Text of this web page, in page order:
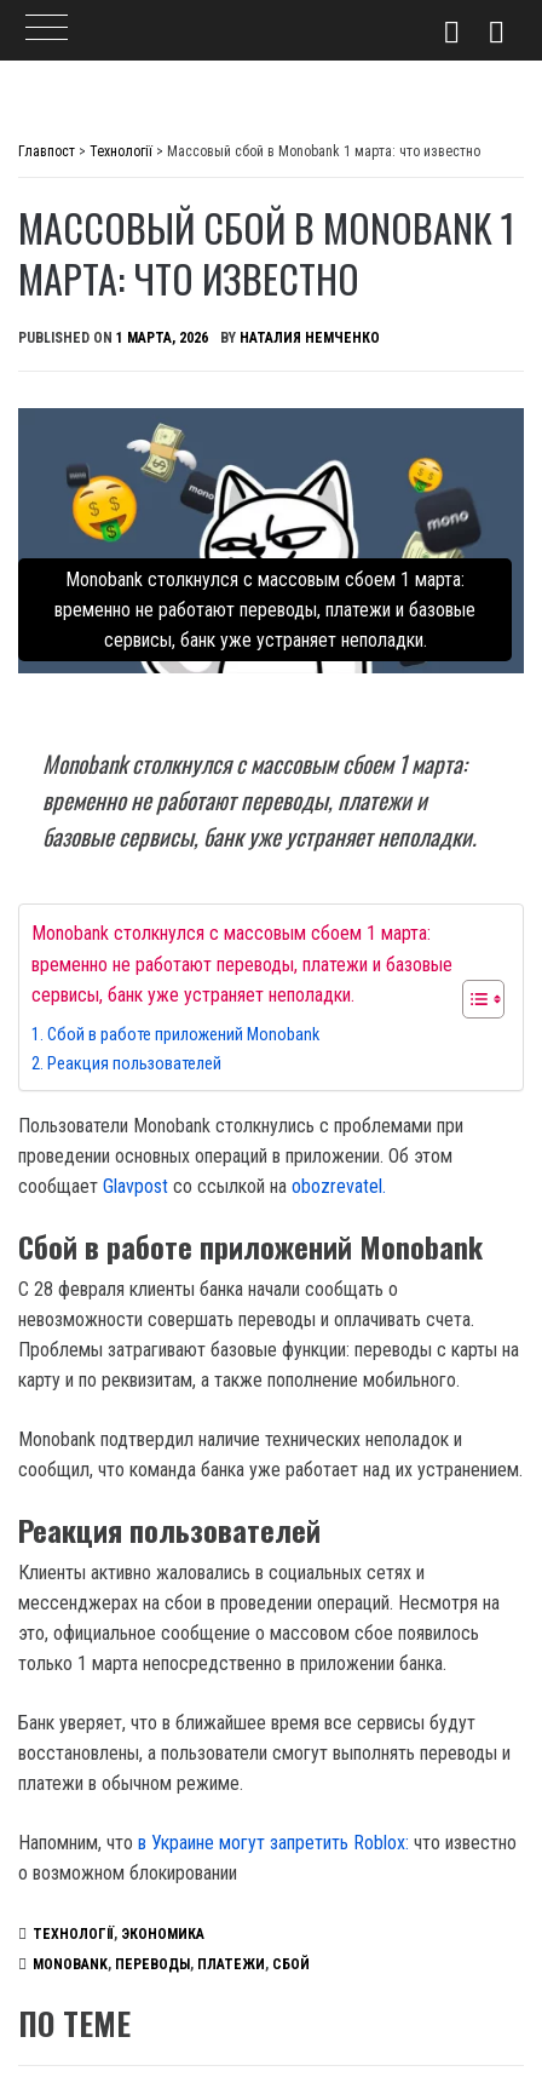
Главпост > Технології> Массовый сбой в Monobank 1 марта: что известно
МАССОВЫЙ СБОЙ В MONOBANK 1
МАРТА: ЧТО ИЗВЕСТНО
PUBLISHED ON 1 МАРТА, 2026 BY НАТАЛИЯ НЕМЧЕНКО
Monobank столкнулся с массовым сбоем 1 марта:
временно не работают переводы, платежи и базовые
сервисы, банк уже устраняет неполадки.
Monobank столкнулся с массовым сбоем 1 марта:
временно не работают переводы, платежи и
базовые сервисы, банк уже устраняет неполадки.
Monobank столкнулся с массовым сбоем 1 марта:
временно не работают переводы, платежи и базовые
сервисы, банк уже устраняет неполадки.
Сбой в работе приложений Monobank
Реакция пользователей
Пользователи Monobank столкнулись с проблемами при
проведении основных операций в приложении. Об этом
сообщает Glavpost со ссылкой на obozrevatel.
Сбой в работе приложений Monobank
С 28 февраля клиенты банка начали сообщать о
невозможности совершать переводы и оплачивать счета.
Проблемы затрагивают базовые функции: переводы с карты на
карту и по реквизитам, а также пополнение мобильного.
Monobank подтвердил наличие технических неполадок и
сообщил, что команда банка уже работает над их устранением.
Реакция пользователей
Клиенты активно жаловались в социальных сетях и
мессенджерах на сбои в проведении операций. Несмотря на
это, официальное сообщение о массовом сбое появилось
только 1 марта непосредственно в приложении банка.
Банк уверяет, что в ближайшее время все сервисы будут
восстановлены, а пользователи смогут выполнять переводы и
платежи в обычном режиме.
Напомним, что в Украине могут запретить Roblox: что известно
о возможном блокировании
ТЕХНОЛОГІЇ, ЭКОНОМИКА
MONOBANK, ПЕРЕВОДЫ, ПЛАТЕЖИ, СБОЙ
ПО ТЕМЕ